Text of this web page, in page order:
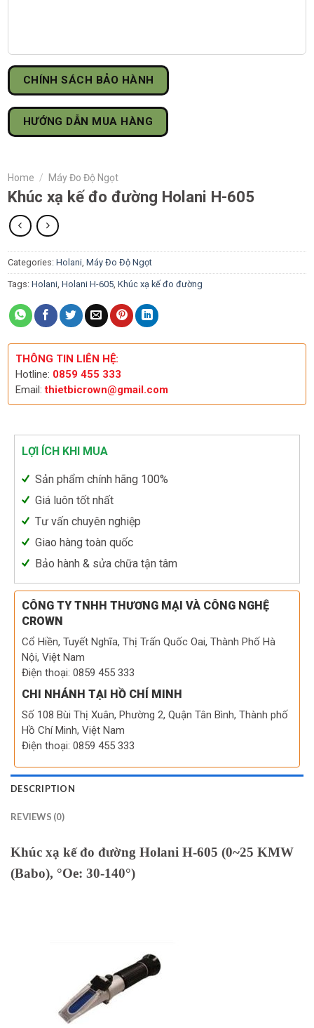
CHÍNH SÁCH BẢO HÀNH
HƯỚNG DẪN MUA HÀNG
Home / Máy Đo Độ Ngọt
Khúc xạ kế đo đường Holani H-605
Categories: Holani, Máy Đo Độ Ngọt
Tags: Holani, Holani H-605, Khúc xạ kế đo đường
THÔNG TIN LIÊN HỆ:
Hotline: 0859 455 333
Email:thietbicrown@gmail.com
LỢI ÍCH KHI MUA
Sản phẩm chính hãng 100%
Giá luôn tốt nhất
Tư vấn chuyên nghiệp
Giao hàng toàn quốc
Bảo hành & sửa chữa tận tâm
CÔNG TY TNHH THƯƠNG MẠI VÀ CÔNG NGHỆ
CROWN
Cổ Hiền, Tuyết Nghĩa, Thị Trấn Quốc Oai, Thành Phố Hà
Nội, Việt Nam
Điện thoại: 0859 455 333
CHI NHÁNH TẠI HỒ CHÍ MINH
Số 108 Bùi Thị Xuân, Phường 2, Quận Tân Bình, Thành phố
Hồ Chí Minh, Việt Nam
Điện thoại: 0859 455 333
DESCRIPTION
REVIEWS (0)
Khúc xạ kế đo đường Holani H-605 (0~25 KMW
(Babo), °Oe: 30-140°)